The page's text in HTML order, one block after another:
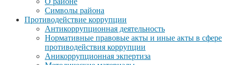
Символы района
Противодействие коррупции
Антикоррупционная деятельность
Нормативные правовые акты и иные акты в сфере
противодействия коррупции
Аникоррупционная экпертиза